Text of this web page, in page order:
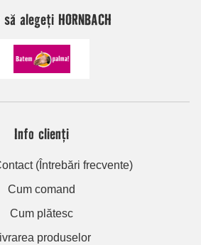
alegeți HORNBACH
Info clienți
(Întrebări frecvente)
Cum comand
Cum plătesc
produselor